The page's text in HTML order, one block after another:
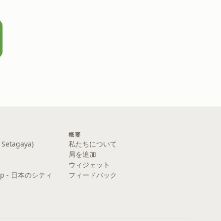
- 日本のシティ
概要
私たちについて
局を追加
ウィジェット
フィードバック